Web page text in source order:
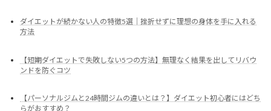
ダイエットが続かない人の特徴5選｜挫折せずに理想の身体を手に入れる
方法
【短期ダイエットで失敗しない5つの方法】無理なく結果を出してリバウ
ンドを防ぐコツ
【パーソナルジムと24時間ジムの違いとは？】ダイエット初心者にはどち
らがおすすめ？